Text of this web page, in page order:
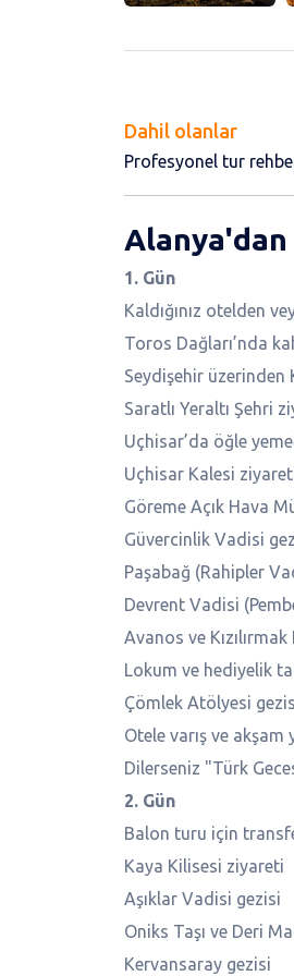
Dahil olanlar
Profesyonel tur
Alanya'dan
1. Gün
Kaldığınız otelden
Toros Dağları’nda
Seydişehir üzerinden
Saratlı Yeraltı Şehri
Uçhisar’da öğle
Uçhisar Kalesi
Göreme Açık Hava
Güvercinlik Vadisi
Paşabağ (Rahipler
Devrent Vadisi
Avanos ve
Lokum ve hediyelik
Çömlek Atölyesi
Otele varış ve akşam
Dilerseniz "Türk
2. Gün
Balon turu için
Kaya Kilisesi ziyareti
Aşıklar Vadisi gezisi
Oniks Taşı ve Deri
Kervansaray gezisi